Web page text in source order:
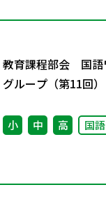
教育課程部会 国語
グループ（第11回
小 中 高 国語